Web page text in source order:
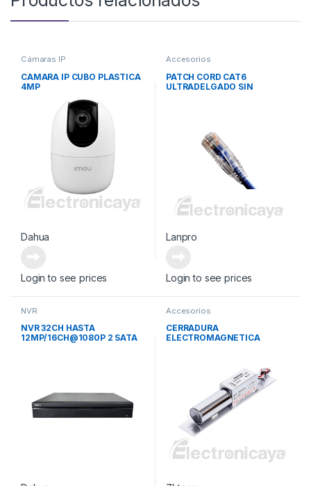
Cámaras IP
CAMARA IP CUBO PLASTICA
4MP
Dahua
Login to see prices
Accesorios
PATCH CORD CAT6
ULTRADELGADO SIN
Lanpro
Login to see prices
NVR
NVR 32CH HASTA
12MP/16CH@1080P 2 SATA
Accesorios
CERRADURA
ELECTROMAGNETICA